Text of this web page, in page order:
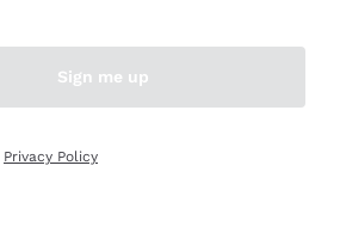
Sign me up
Privacy Policy